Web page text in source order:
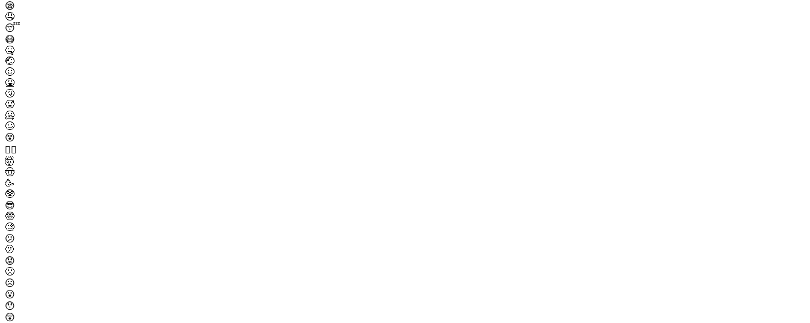
😪
🤤
😴
😷
🤒
🤕
🤢
🤮
🤧
🥵
🥶
🥴
😵
😵‍💫
🤯
🤠
🥳
🥸
😎
🤓
🧐
😕
🫤
😟
🙁
☹️
😮
😯
😲